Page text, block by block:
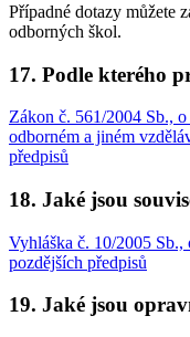
Případné dotazy můžete
odborných škol.
17. Podle kterého
Zákon č. 561/2004 Sb.,
odborném a jiném
předpisů
18. Jaké jsou
Vyhláška č. 10/2005
pozdějších předpisů
19. Jaké jsou